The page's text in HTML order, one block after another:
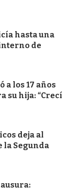
hasta una
de
a los 17 años
su hija: “Crecí
deja al
la Segunda